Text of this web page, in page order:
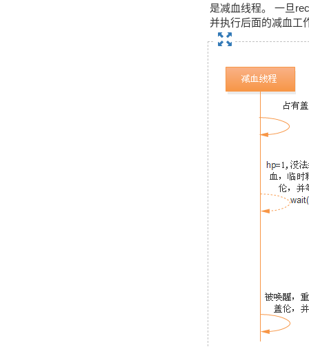
是减血线程。 一旦
并执行后面的减血工